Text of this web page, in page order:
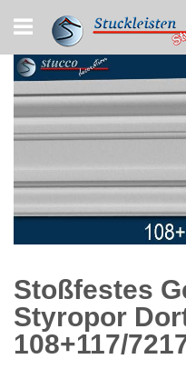
to
Content
Stoßfestes
Styropor
108+117/